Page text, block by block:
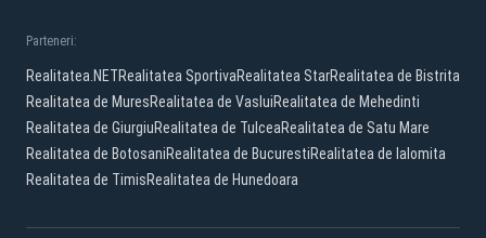
Parteneri:
Realitatea.NETRealitatea SportivaRealitatea StarRealitatea de Bistrita
Realitatea de MuresRealitatea de VasluiRealitatea de Mehedinti
Realitatea de GiurgiuRealitatea de TulceaRealitatea de Satu Mare
Realitatea de BotosaniRealitatea de BucurestiRealitatea de Ialomita
Realitatea de TimisRealitatea de Hunedoara